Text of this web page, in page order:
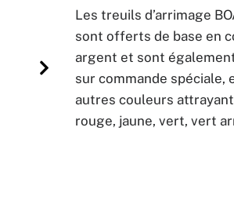
Les treuils d’arrimage
sont offerts de base en
argent et sont
sur commande spéciale,
autres couleurs
rouge, jaune, vert, vert